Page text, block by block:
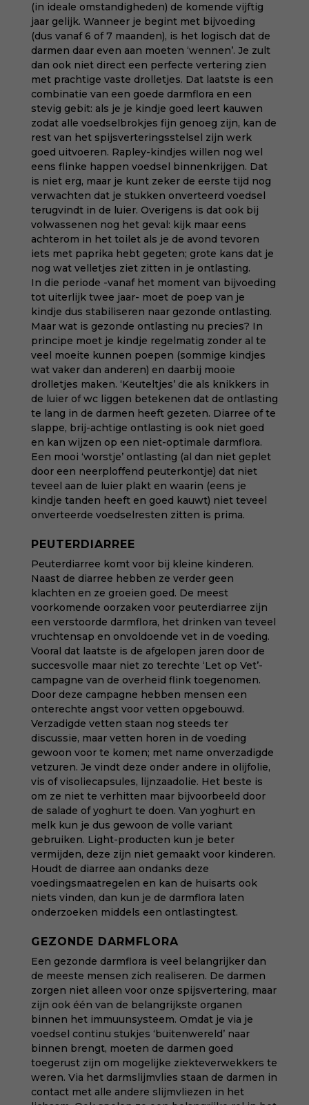
(in ideale omstandigheden) de komende vijftig
jaar gelijk. Wanneer je begint met bijvoeding
(dus vanaf 6 of 7 maanden), is het logisch dat de
darmen daar even aan moeten ‘wennen’. Je zult
dan ook niet direct een perfecte vertering zien
met prachtige vaste drolletjes. Dat laatste is een
combinatie van een goede darmflora en een
stevig gebit: als je je kindje goed leert kauwen
zodat alle voedselbrokjes fijn genoeg zijn, kan de
rest van het spijsverteringsstelsel zijn werk
goed uitvoeren. Rapley-kindjes willen nog wel
eens flinke happen voedsel binnenkrijgen. Dat
is niet erg, maar je kunt zeker de eerste tijd nog
verwachten dat je stukken onverteerd voedsel
terugvindt in de luier. Overigens is dat ook bij
volwassenen nog het geval: kijk maar eens
achterom in het toilet als je de avond tevoren
iets met paprika hebt gegeten; grote kans dat je
nog wat velletjes ziet zitten in je ontlasting.
In die periode -vanaf het moment van bijvoeding
tot uiterlijk twee jaar- moet de poep van je
kindje dus stabiliseren naar gezonde ontlasting.
Maar wat is gezonde ontlasting nu precies? In
principe moet je kindje regelmatig zonder al te
veel moeite kunnen poepen (sommige kindjes
wat vaker dan anderen) en daarbij mooie
drolletjes maken. ‘Keuteltjes’ die als knikkers in
de luier of wc liggen betekenen dat de ontlasting
te lang in de darmen heeft gezeten. Diarree of te
slappe, brij-achtige ontlasting is ook niet goed
en kan wijzen op een niet-optimale darmflora.
Een mooi ‘worstje’ ontlasting (al dan niet geplet
door een neerploffend peuterkontje) dat niet
teveel aan de luier plakt en waarin (eens je
kindje tanden heeft en goed kauwt) niet teveel
onverteerde voedselresten zitten is prima.
PEUTERDIARREE
Peuterdiarree komt voor bij kleine kinderen.
Naast de diarree hebben ze verder geen
klachten en ze groeien goed. De meest
voorkomende oorzaken voor peuterdiarree zijn
een verstoorde darmflora, het drinken van teveel
vruchtensap en onvoldoende vet in de voeding.
Vooral dat laatste is de afgelopen jaren door de
succesvolle maar niet zo terechte ‘Let op Vet’-
campagne van de overheid flink toegenomen.
Door deze campagne hebben mensen een
onterechte angst voor vetten opgebouwd.
Verzadigde vetten staan nog steeds ter
discussie, maar vetten horen in de voeding
gewoon voor te komen; met name onverzadigde
vetzuren. Je vindt deze onder andere in olijfolie,
vis of visoliecapsules, lijnzaadolie. Het beste is
om ze niet te verhitten maar bijvoorbeeld door
de salade of yoghurt te doen. Van yoghurt en
melk kun je dus gewoon de volle variant
gebruiken. Light-producten kun je beter
vermijden, deze zijn niet gemaakt voor kinderen.
Houdt de diarree aan ondanks deze
voedingsmaatregelen en kan de huisarts ook
niets vinden, dan kun je de darmflora laten
onderzoeken middels een ontlastingtest.
GEZONDE DARMFLORA
Een gezonde darmflora is veel belangrijker dan
de meeste mensen zich realiseren. De darmen
zorgen niet alleen voor onze spijsvertering, maar
zijn ook één van de belangrijkste organen
binnen het immuunsysteem. Omdat je via je
voedsel continu stukjes ‘buitenwereld’ naar
binnen brengt, moeten de darmen goed
toegerust zijn om mogelijke ziekteverwekkers te
weren. Via het darmslijmvlies staan de darmen in
contact met alle andere slijmvliezen in het